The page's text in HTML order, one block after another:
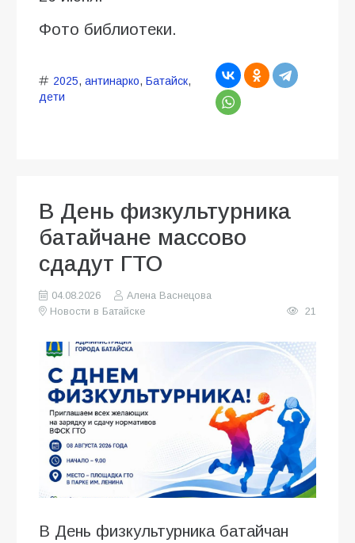
Фото библиотеки.
2025, антинарко, Батайск,
дети
В День физкультурника
батайчане массово
сдадут ГТО
04.08.2026
Алена Васнецова
Новости в Батайске
21
В День физкультурника батайчан